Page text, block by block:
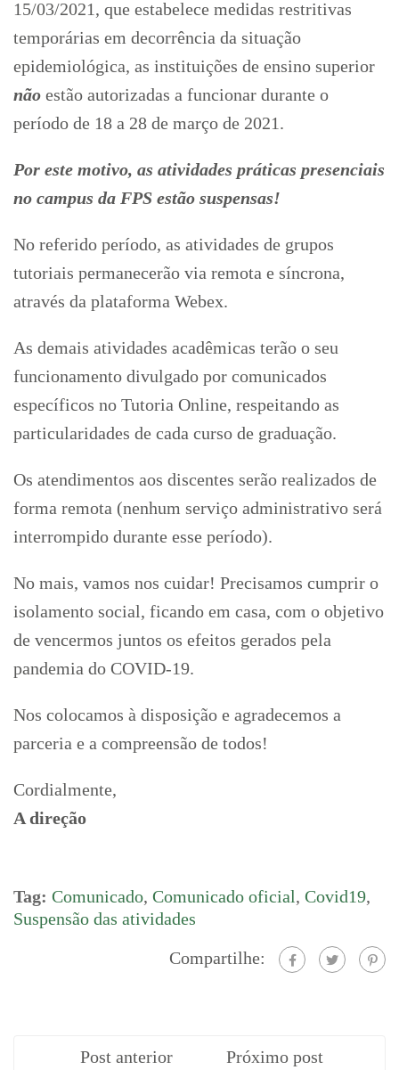
15/03/2021, que estabelece medidas restritivas
temporárias em decorrência da situação
epidemiológica, as instituições de ensino superior
não estão autorizadas a funcionar durante o
período de 18 a 28 de março de 2021.
Por este motivo, as atividades práticas presenciais
no campus da FPS estão suspensas!
No referido período, as atividades de grupos
tutoriais permanecerão via remota e síncrona,
através da plataforma Webex.
As demais atividades acadêmicas terão o seu
funcionamento divulgado por comunicados
específicos no Tutoria Online, respeitando as
particularidades de cada curso de graduação.
Os atendimentos aos discentes serão realizados de
forma remota (nenhum serviço administrativo será
interrompido durante esse período).
No mais, vamos nos cuidar! Precisamos cumprir o
isolamento social, ficando em casa, com o objetivo
de vencermos juntos os efeitos gerados pela
pandemia do COVID-19.
Nos colocamos à disposição e agradecemos a
parceria e a compreensão de todos!
Cordialmente,
A direção
Tag: Comunicado, Comunicado oficial, Covid19,
Suspensão das atividades
Compartilhe:
Post anterior Próximo post